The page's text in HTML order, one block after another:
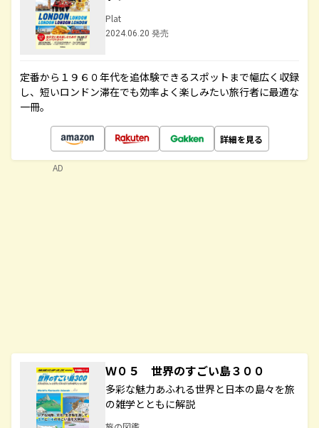
Plat
2024.06.20 発売
定番から１９６０年代を追体験できるスポットまで幅広く収録
し、短いロンドン滞在でも効率よく楽しみたい旅行者に最適な
一冊。
詳細を見る
Ｗ０５ 世界のすごい島３００
多彩な魅力あふれる世界と日本の島々を旅
の雑学とともに解説
AD